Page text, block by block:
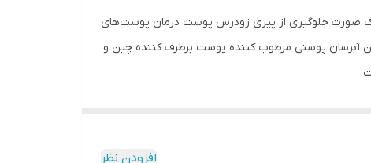
و چروک صورت جلوگیری از پیری زودرس پوست درمان پوست‌های
آبرسان پوستی مرطوب کننده پوست برطرف کننده چین و
افزودن نظر